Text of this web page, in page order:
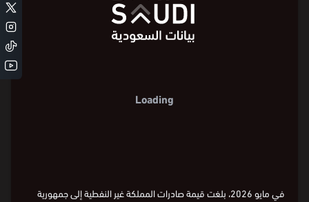
Loading
في مايو 2026، بلغت قيمة صادرات المملكة غير النفطية إلى جمهورية